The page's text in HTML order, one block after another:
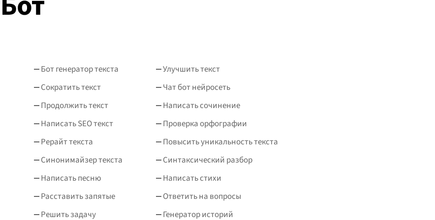
Бот генератор текста
Улучшить текст
Сократить текст
Чат бот нейросеть
Продолжить текст
Написать сочинение
Написать SEO текст
Проверка орфографии
Рерайт текста
Повысить уникальность текста
Синонимайзер текста
Синтаксический разбор
Написать песню
Написать стихи
Расставить запятые
Ответить на вопросы
Решить задачу
Генератор историй